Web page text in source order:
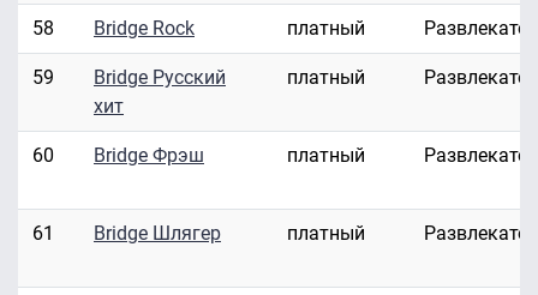
58 Bridge Rock платный
59
Bridge Русский
хит
платный
60 Bridge Фрэш платный
61 Bridge Шлягер платный